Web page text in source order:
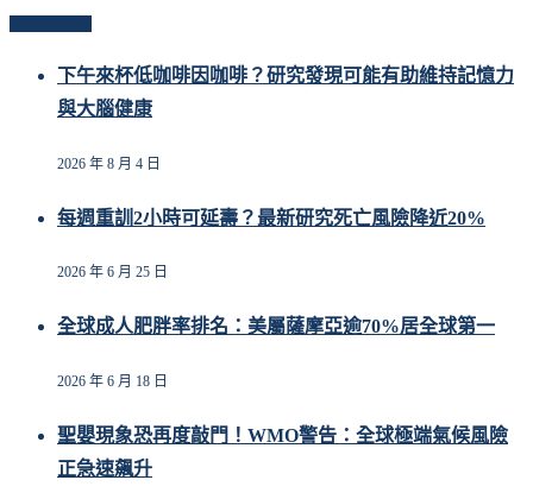
下午來杯低咖啡因咖啡？研究發現可能有助維持記憶力
與大腦健康
2026 年 8 月 4 日
每週重訓2小時可延壽？最新研究死亡風險降近20%
2026 年 6 月 25 日
全球成人肥胖率排名：美屬薩摩亞逾70%居全球第一
2026 年 6 月 18 日
聖嬰現象恐再度敲門！WMO警告：全球極端氣候風險
正急速飆升